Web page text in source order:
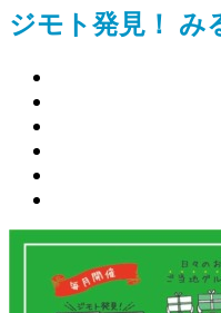
ジモト発見！ み